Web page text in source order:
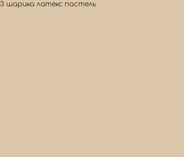
3 шарика латекс пастель